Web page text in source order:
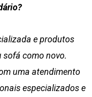
e produtos
sofá como novo.
uma atendimento
especializados e